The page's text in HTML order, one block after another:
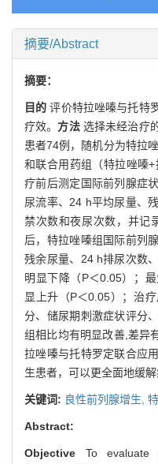
摘要/Abstract
摘要：
目的评价特拉唑嗪与托特
疗效。 方法 选择未经治疗
患者74例，随机分为特拉
和联合用药组（特拉唑嗪
疗前后测定国际前列腺症
尿流率、24 h平均尿量、
禁次数和夜尿次数，并记
后，特拉唑嗪组国际前列
残余尿量、24 h排尿次数
明显下降（P＜0.05）；
显上升（P＜0.05）；治
分、储尿期刺激症状评分
组相比均有明显改善,差异
拉唑嗪与托特罗定联合应
生患者，可以更全面地缓
关键词: 良性前列腺增生,
Abstract:
Objective To evaluate